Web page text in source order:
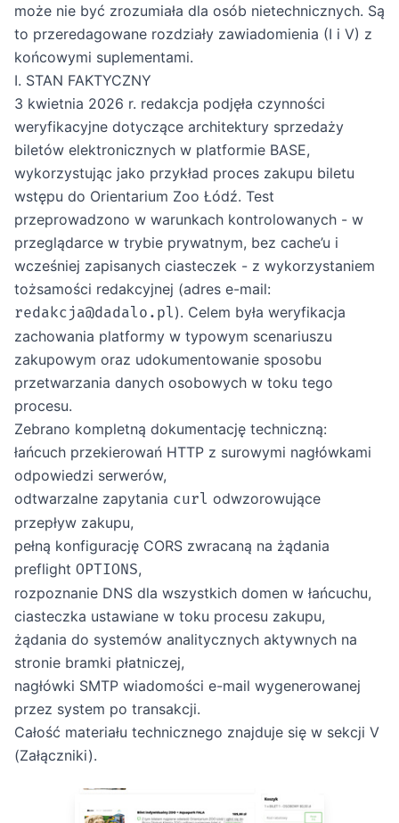
może nie być zrozumiała dla osób nietechnicznych. Są
to przeredagowane rozdziały zawiadomienia (I i V) z
końcowymi suplementami.
I. STAN FAKTYCZNY
3 kwietnia 2026 r. redakcja podjęła czynności
weryfikacyjne dotyczące architektury sprzedaży
biletów elektronicznych w platformie BASE,
wykorzystując jako przykład proces zakupu biletu
wstępu do Orientarium Zoo Łódź. Test
przeprowadzono w warunkach kontrolowanych - w
przeglądarce w trybie prywatnym, bez cache’u i
wcześniej zapisanych ciasteczek - z wykorzystaniem
tożsamości redakcyjnej (adres e-mail:
redakcja@dadalo.pl). Celem była weryfikacja
zachowania platformy w typowym scenariuszu
zakupowym oraz udokumentowanie sposobu
przetwarzania danych osobowych w toku tego
procesu.
Zebrano kompletną dokumentację techniczną:
łańcuch przekierowań HTTP z surowymi nagłówkami
odpowiedzi serwerów,
odtwarzalne zapytania curl odwzorowujące
przepływ zakupu,
pełną konfigurację CORS zwracaną na żądania
preflight OPTIONS,
rozpoznanie DNS dla wszystkich domen w łańcuchu,
ciasteczka ustawiane w toku procesu zakupu,
żądania do systemów analitycznych aktywnych na
stronie bramki płatniczej,
nagłówki SMTP wiadomości e-mail wygenerowanej
przez system po transakcji.
Całość materiału technicznego znajduje się w sekcji V
(Załączniki).